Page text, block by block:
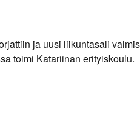
ja uusi liikuntasali
toimi Katariinan erityiskoulu.